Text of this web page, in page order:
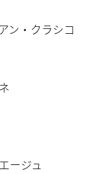
ン・クラシコ
ージュ